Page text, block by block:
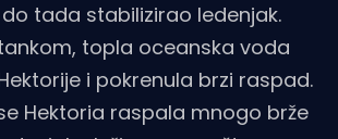
tada stabilizirao ledenjak.
topla oceanska voda
i pokrenula brzi raspad.
Hektoria raspala mnogo brže